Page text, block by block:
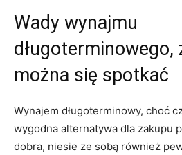
Wady⁤ wynajmu
długoterminowego,
można się spotkać
Wynajem długoterminowy, ‍choć
wygodna alternatywa‍ dla ‍zakupu
dobra, ​niesie ze sobą również